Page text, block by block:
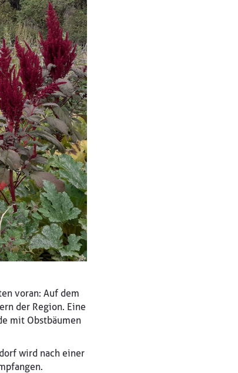
voran: Auf dem
der Region. Eine
mit Obstbäumen
wird nach einer